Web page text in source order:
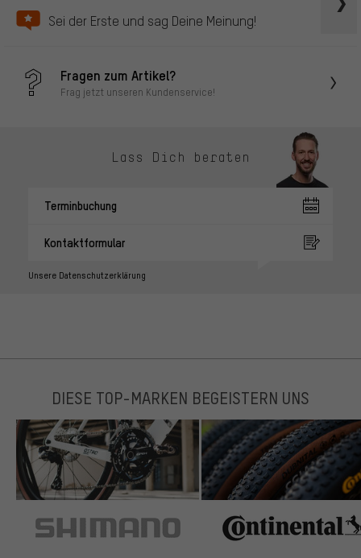
Sei der Erste und sag Deine Meinung!
Fragen zum Artikel?
Frag jetzt unseren Kundenservice!
Lass Dich beraten
Terminbuchung
Kontaktformular
Unsere Datenschutzerklärung
DIESE TOP-MARKEN BEGEISTERN UNS